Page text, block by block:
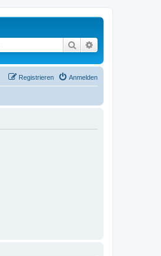
Suche
Anmelden
Registrieren